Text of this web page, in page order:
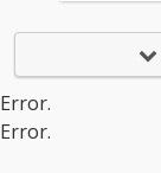
Error.
Error.